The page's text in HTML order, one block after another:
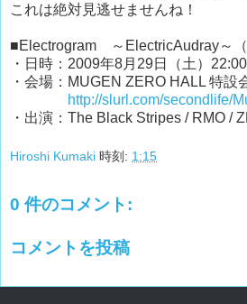
これは絶対見逃せませんね！
■Electrogram ～ElectricAudray～（
・日時：2009年8月29日（土）
・会場：MUGEN ZERO HALL 特設
http://slurl.com/secondlife/
・出演：The Black Stripes / RMO /
Hiroshi Kumaki 時刻: 1:15
0 件のコメント:
コメントを投稿